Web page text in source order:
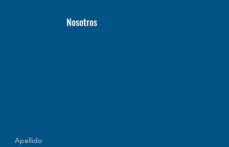
Nosotros
Apellido